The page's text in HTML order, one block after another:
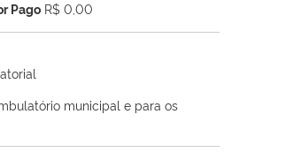
Pago R$ 0,00
municipal e para os